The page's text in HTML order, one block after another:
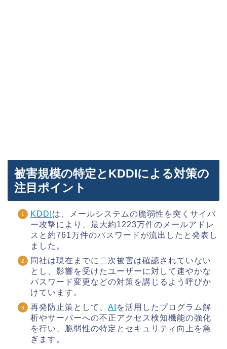
被害規模の特定とKDDIによる対策の
注目ポイント
KDDI は、メールシステムの脆弱性を突くサイバ
ー攻撃により、最大約1223万件のメールアドレ
スと約761万件のパスワードが流出したと発表し
ました。
同社は現在までに二次被害は確認されていない
とし、影響を受けたユーザーに対して速やかな
パスワード変更などの対策を講じるよう呼びか
けています。
再発防止策として、 AI を活用したプログラム解
析やサーバーへの不正アクセス検知機能の強化
を行い、脆弱性の特定とセキュリティ向上を急
ぎます。